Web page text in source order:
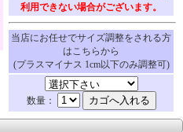
利用できない場合がございます。
当店にお任せでサイズ調整をされる方
はこちらから
(プラスマイナス 1cm以下のみ調整可)
数量：